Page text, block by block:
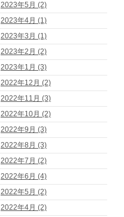
2023年5月 (2)
2023年4月 (1)
2023年3月 (1)
2023年2月 (2)
2023年1月 (3)
2022年12月 (2)
2022年11月 (3)
2022年10月 (2)
2022年9月 (3)
2022年8月 (3)
2022年7月 (2)
2022年6月 (4)
2022年5月 (2)
2022年4月 (2)